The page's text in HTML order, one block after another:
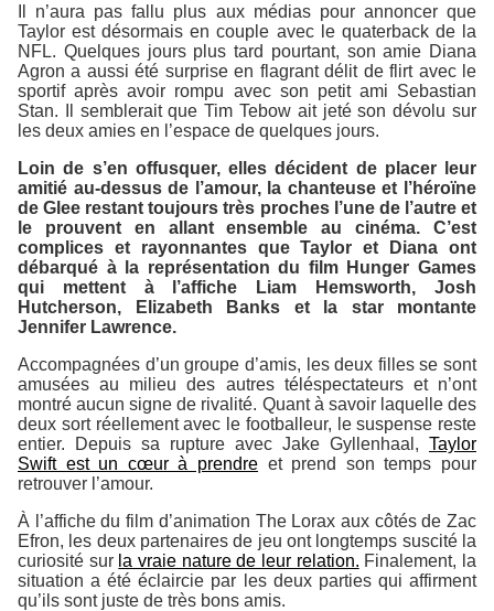
Il n’aura pas fallu plus aux médias pour annoncer que
Taylor est désormais en couple avec le quaterback de la
NFL. Quelques jours plus tard pourtant, son amie Diana
Agron a aussi été surprise en flagrant délit de flirt avec le
sportif après avoir rompu avec son petit ami Sebastian
Stan. Il semblerait que Tim Tebow ait jeté son dévolu sur
les deux amies en l’espace de quelques jours.
Loin de s’en offusquer, elles décident de placer leur
amitié au-dessus de l’amour, la chanteuse et l’héroïne
deGlee restant toujours très proches l’une de l’autre et
le prouvent en allant ensemble au cinéma. C’est
complices et rayonnantes que Taylor et Diana ont
débarqué à la représentation du film Hunger Games
qui mettent à l’affiche Liam Hemsworth, Josh
Hutcherson, Elizabeth Banks et la star montante
Jennifer Lawrence.
Accompagnées d’un groupe d’amis, les deux filles se sont
amusées au milieu des autres téléspectateurs et n’ont
montré aucun signe de rivalité. Quant à savoir laquelle des
deux sort réellement avec le footballeur, le suspense reste
entier. Depuis sa rupture avec Jake Gyllenhaal, Taylor
Swift est un cœur à prendre et prend son temps pour
retrouver l’amour.
À l’affiche du film d’animation The Lorax aux côtés de Zac
Efron, les deux partenaires de jeu ont longtemps suscité la
curiosité sur la vraie nature de leur relation. Finalement, la
situation a été éclaircie par les deux parties qui affirment
qu’ils sont juste de très bons amis.